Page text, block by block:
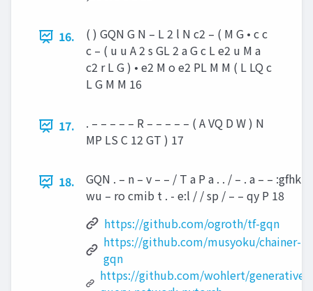
16.
( ) GQN G N – L 2 l N c2 – ( M G • c c
c – ( u u A 2 s GL 2 a G c L e2 u M a
c2 r L G ) • e2 M o e2 PL M M ( L LQ c
L G M M 16
17.
. – – – – – R – – – – – ( A VQ D W ) N
MP LS C 12 GT ) 17
18.
GQN . – n – v – – / T a P a . . / – . a – – :gfhk
wu – ro cmib t . - e:l / / sp / – – qy P 18
https://github.com/ogroth/tf-gqn
https://github.com/musyoku/chainer-
gqn
https://github.com/wohlert/generative-